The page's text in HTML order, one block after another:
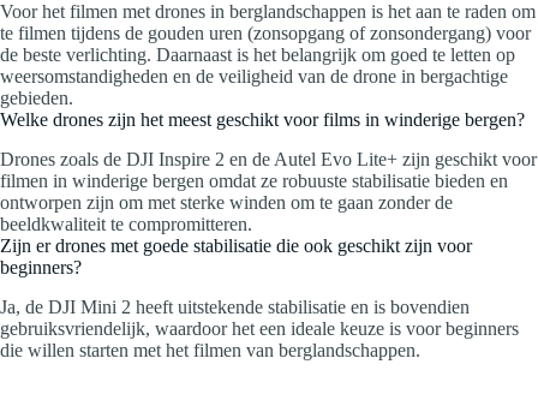
Voor het filmen met drones in berglandschappen is het aan te raden om
te filmen tijdens de gouden uren (zonsopgang of zonsondergang) voor
de beste verlichting. Daarnaast is het belangrijk om goed te letten op
weersomstandigheden en de veiligheid van de drone in bergachtige
gebieden.
Welke drones zijn het meest geschikt voor films in winderige bergen?
Drones zoals de DJI Inspire 2 en de Autel Evo Lite+ zijn geschikt voor
filmen in winderige bergen omdat ze robuuste stabilisatie bieden en
ontworpen zijn om met sterke winden om te gaan zonder de
beeldkwaliteit te compromitteren.
Zijn er drones met goede stabilisatie die ook geschikt zijn voor
beginners?
Ja, de DJI Mini 2 heeft uitstekende stabilisatie en is bovendien
gebruiksvriendelijk, waardoor het een ideale keuze is voor beginners
die willen starten met het filmen van berglandschappen.